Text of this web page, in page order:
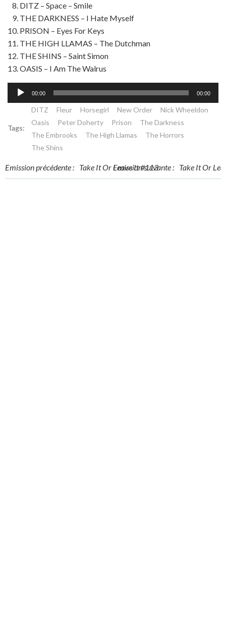
DITZ – Space – Smile
THE DARKNESS – I Hate Myself
PRISON – Eyes For Keys
THE HIGH LLAMAS – The Dutchman
THE SHINS – Saint Simon
OASIS – I Am The Walrus
Lecteur
audio
00:00 00:00
Tags:
DITZ Fleur Horsegirl New Order
Nick Wheeldon
Oasis
Peter Doherty Prison
The Darkness
The Embrooks
The High Llamas
The Horrors
The Shins
Post
Emission précédente : Take It Or Leave It #113
Post
Emission suivante : Take It Or